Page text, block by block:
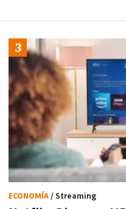
ECONOMÍA/ Streaming